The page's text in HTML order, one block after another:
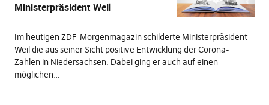
Ministerpräsident Weil
Im heutigen ZDF-Morgenmagazin schilderte Ministerpräsident
Weil die aus seiner Sicht positive Entwicklung der Corona-
Zahlen in Niedersachsen. Dabei ging er auch auf einen
möglichen…